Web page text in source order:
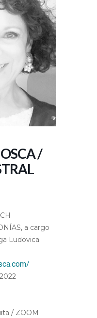
/
a cargo
Ludovica
/ ZOOM